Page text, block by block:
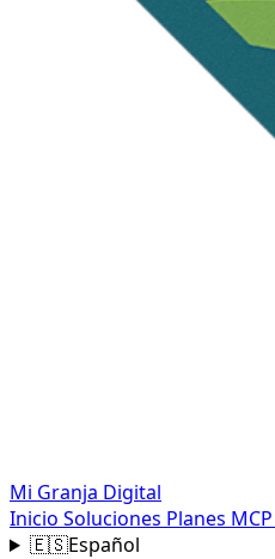
Mi Granja Digital
Inicio Soluciones Planes MCP
🇪🇸Español